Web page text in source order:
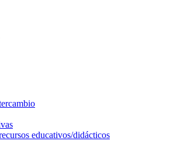
educativos/didácticos